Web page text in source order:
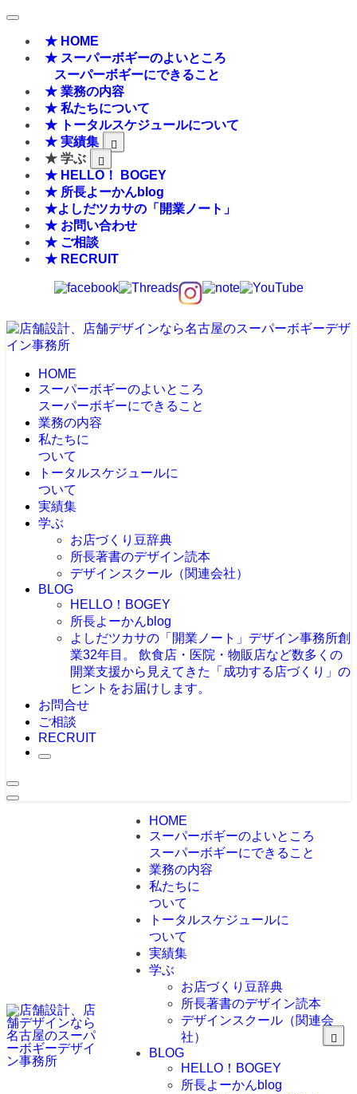
★ HOME
★ スーパーボギーのよいところ
スーパーボギーにできること
★ 業務の内容
★ 私たちについて
★ トータルスケジュールについて
★ 実績集
★ 学ぶ
★ HELLO！ BOGEY
★ 所長よーかんblog
★よしだツカサの「開業ノート」
★ お問い合わせ
★ ご相談
★ RECRUIT
HOME
スーパーボギーのよいところ
スーパーボギーにできること
業務の内容
私たちに
ついて
トータルスケジュールに
ついて
実績集
学ぶ
お店づくり豆辞典
所長著書のデザイン読本
デザインスクール（関連会社）
BLOG
HELLO！BOGEY
所長よーかんblog
よしだツカサの「開業ノート」 デザイン事務所創
業32年目。 飲食店・医院・物販店など数多くの
開業支援から見えてきた「成功する店づくり」の
ヒントをお届けします。
お問合せ
ご相談
RECRUIT
HOME
スーパーボギーのよいところ
スーパーボギーにできること
業務の内容
私たちに
ついて
トータルスケジュールに
ついて
実績集
学ぶ
お店づくり豆辞典
所長著書のデザイン読本
デザインスクール（関連会
社）
BLOG
HELLO！BOGEY
所長よーかんblog